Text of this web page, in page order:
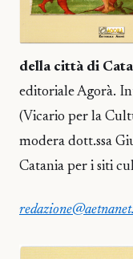
della città di
editoriale Agorà.
(Vicario per la
modera dott.ssa
Catania per i siti